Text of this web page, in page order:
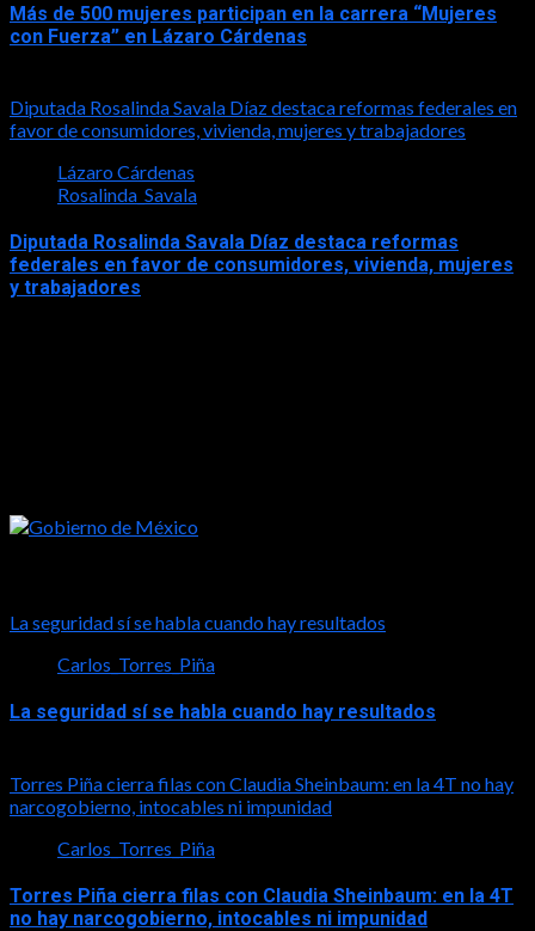
Más de 500 mujeres participan en la carrera “Mujeres
con Fuerza” en Lázaro Cárdenas
Diputada Rosalinda Savala Díaz destaca reformas federales en
favor de consumidores, vivienda, mujeres y trabajadores
Lázaro Cárdenas
Rosalinda_Savala
Diputada Rosalinda Savala Díaz destaca reformas
federales en favor de consumidores, vivienda, mujeres
y trabajadores
La seguridad sí se habla cuando hay resultados
Carlos_Torres_Piña
La seguridad sí se habla cuando hay resultados
Torres Piña cierra filas con Claudia Sheinbaum: en la 4T no hay
narcogobierno, intocables ni impunidad
Carlos_Torres_Piña
Torres Piña cierra filas con Claudia Sheinbaum: en la 4T
no hay narcogobierno, intocables ni impunidad